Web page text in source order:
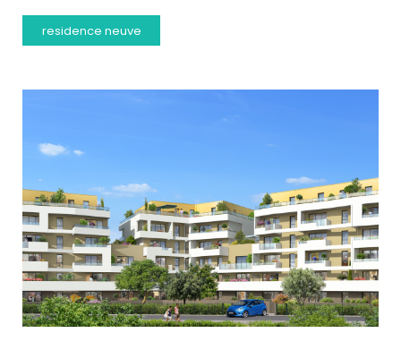
residence neuve